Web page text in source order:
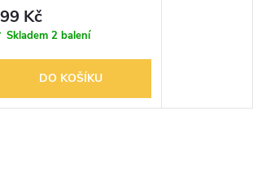
Kč
Skladem 2 balení
DO KOŠÍKU